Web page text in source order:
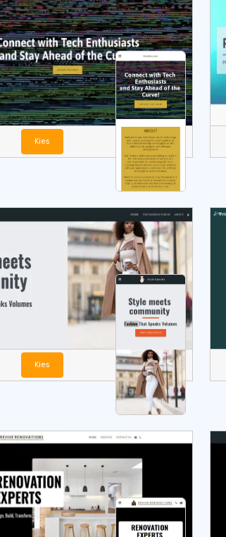
Kies
Kies